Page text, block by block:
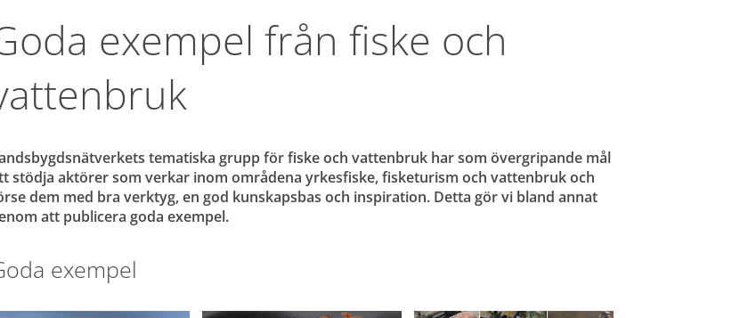
exempel från fiske och
tematiska grupp för fiske och vattenbruk har som övergripande mål
stödja aktörer som verkar inom områdena yrkesfiske, fisketurism och vattenbruk och
dem med bra verktyg, en god kunskapsbas och inspiration. Detta gör vi bland annat
att publicera goda exempel.
exempel